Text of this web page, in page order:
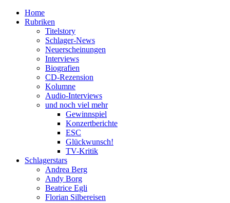
Home
Rubriken
Titelstory
Schlager-News
Neuerscheinungen
Interviews
Biografien
CD-Rezension
Kolumne
Audio-Interviews
und noch viel mehr
Gewinnspiel
Konzertberichte
ESC
Glückwunsch!
TV-Kritik
Schlagerstars
Andrea Berg
Andy Borg
Beatrice Egli
Florian Silbereisen